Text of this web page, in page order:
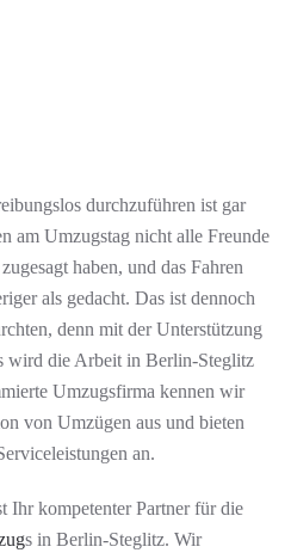
durchzuführen ist gar
am Umzugstag nicht alle Freunde
haben, und das Fahren
als gedacht. Das ist dennoch
denn mit der Unterstützung
wird die Arbeit in Berlin-Steglitz
Umzugsfirma kennen wir
von Umzügen aus und bieten
an.
Ihr kompetenter Partner für die
s in Berlin-Steglitz. Wir